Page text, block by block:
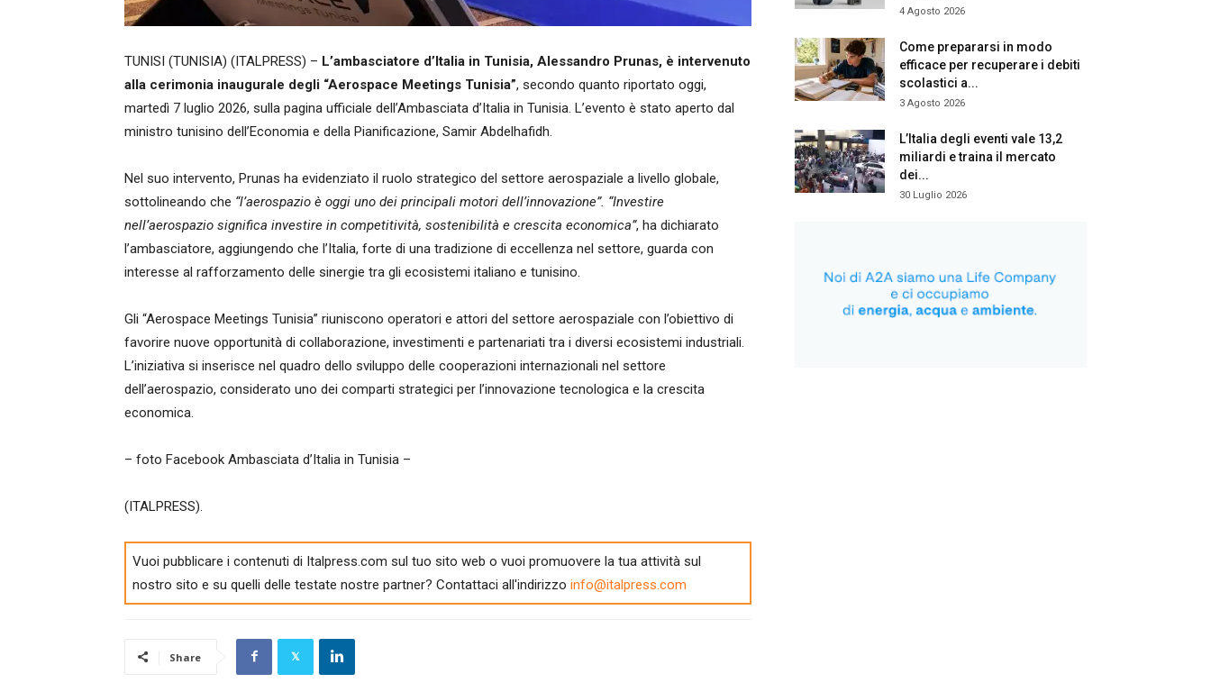
TUNISI (TUNISIA) (ITALPRESS) – L’ambasciatore d’Italia in Tunisia, Alessandro Prunas, è intervenuto
alla cerimonia inaugurale degli “Aerospace Meetings Tunisia”, secondo quanto riportato oggi,
martedì 7 luglio 2026, sulla pagina ufficiale dell’Ambasciata d’Italia in Tunisia. L’evento è stato aperto dal
ministro tunisino dell’Economia e della Pianificazione, Samir Abdelhafidh.
Nel suo intervento, Prunas ha evidenziato il ruolo strategico del settore aerospaziale a livello globale,
sottolineando che “l’aerospazio è oggi uno dei principali motori dell’innovazione”. “Investire
nell’aerospazio significa investire in competitività, sostenibilità e crescita economica”, ha dichiarato
l’ambasciatore, aggiungendo che l’Italia, forte di una tradizione di eccellenza nel settore, guarda con
interesse al rafforzamento delle sinergie tra gli ecosistemi italiano e tunisino.
Gli “Aerospace Meetings Tunisia” riuniscono operatori e attori del settore aerospaziale con l’obiettivo di
favorire nuove opportunità di collaborazione, investimenti e partenariati tra i diversi ecosistemi industriali.
L’iniziativa si inserisce nel quadro dello sviluppo delle cooperazioni internazionali nel settore
dell’aerospazio, considerato uno dei comparti strategici per l’innovazione tecnologica e la crescita
economica.
– foto Facebook Ambasciata d’Italia in Tunisia –
(ITALPRESS).
Vuoi pubblicare i contenuti di Italpress.com sul tuo sito web o vuoi promuovere la tua attività sul
nostro sito e su quelli delle testate nostre partner? Contattaci all'indirizzo info@italpress.com
Share
4 Agosto 2026
Come prepararsi in modo
efficace per recuperare i debiti
scolastici a...
3 Agosto 2026
L’Italia degli eventi vale 13,2
miliardi e traina il mercato
dei...
30 Luglio 2026